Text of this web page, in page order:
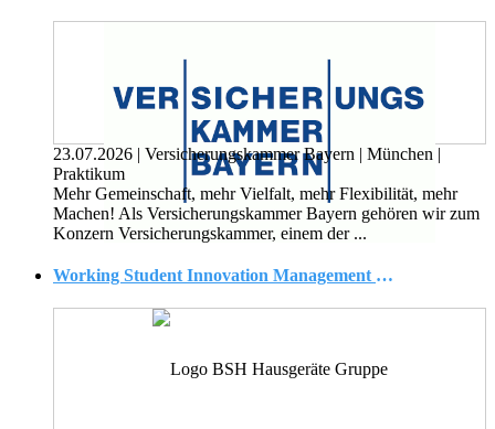
23.07.2026 | Versicherungskammer Bayern | München |
Praktikum
Mehr Gemeinschaft, mehr Vielfalt, mehr Flexibilität, mehr
Machen! Als Versicherungskammer Bayern gehören wir zum
Konzern Versicherungskammer, einem der ...
Working Student Innovation Management (m/f/d)